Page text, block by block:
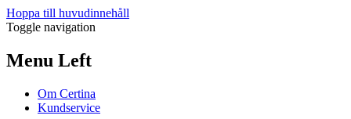
Hoppa till huvudinnehåll
Toggle navigation
Menu Left
Om Certina
Kundservice